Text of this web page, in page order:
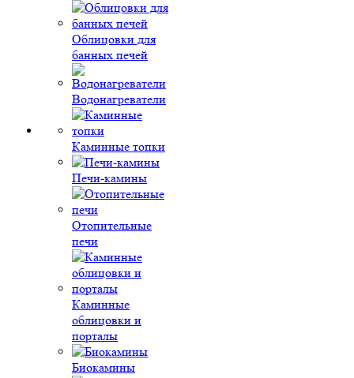
Облицовки для
банных печей
Водонагреватели
Каминные топки
Печи-камины
Отопительные
печи
Каминные
облицовки и
порталы
Биокамины